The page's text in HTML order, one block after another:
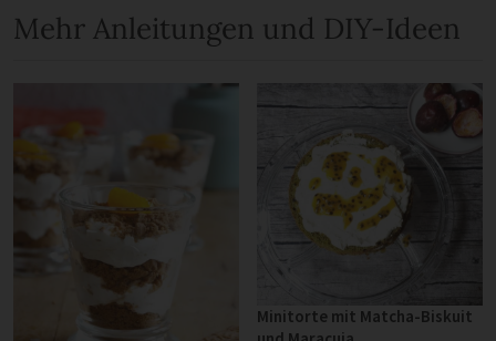
Mehr Anleitungen und DIY-Ideen
Minitorte mit Matcha-Biskuit